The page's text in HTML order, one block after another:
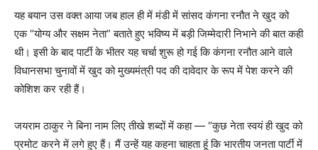
यह बयान उस वक्त आया जब हाल ही में मंडी में सांसद कंगना रनौत ने खुद को
एक “योग्य और सक्षम नेता” बताते हुए भविष्य में बड़ी जिम्मेदारी निभाने की बात कही
थी। इसी के बाद पार्टी के भीतर यह चर्चा शुरू हो गई कि कंगना रनौत आने वाले
विधानसभा चुनावों में खुद को मुख्यमंत्री पद की दावेदार के रूप में पेश करने की
कोशिश कर रही हैं।
जयराम ठाकुर ने बिना नाम लिए तीखे शब्दों में कहा — “कुछ नेता स्वयं ही खुद को
प्रमोट करने में लगे हुए हैं। मैं उन्हें यह कहना चाहता हूं कि भारतीय जनता पार्टी में